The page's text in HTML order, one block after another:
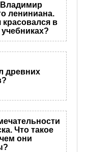
лениниана.
в
древних
Что такое
они